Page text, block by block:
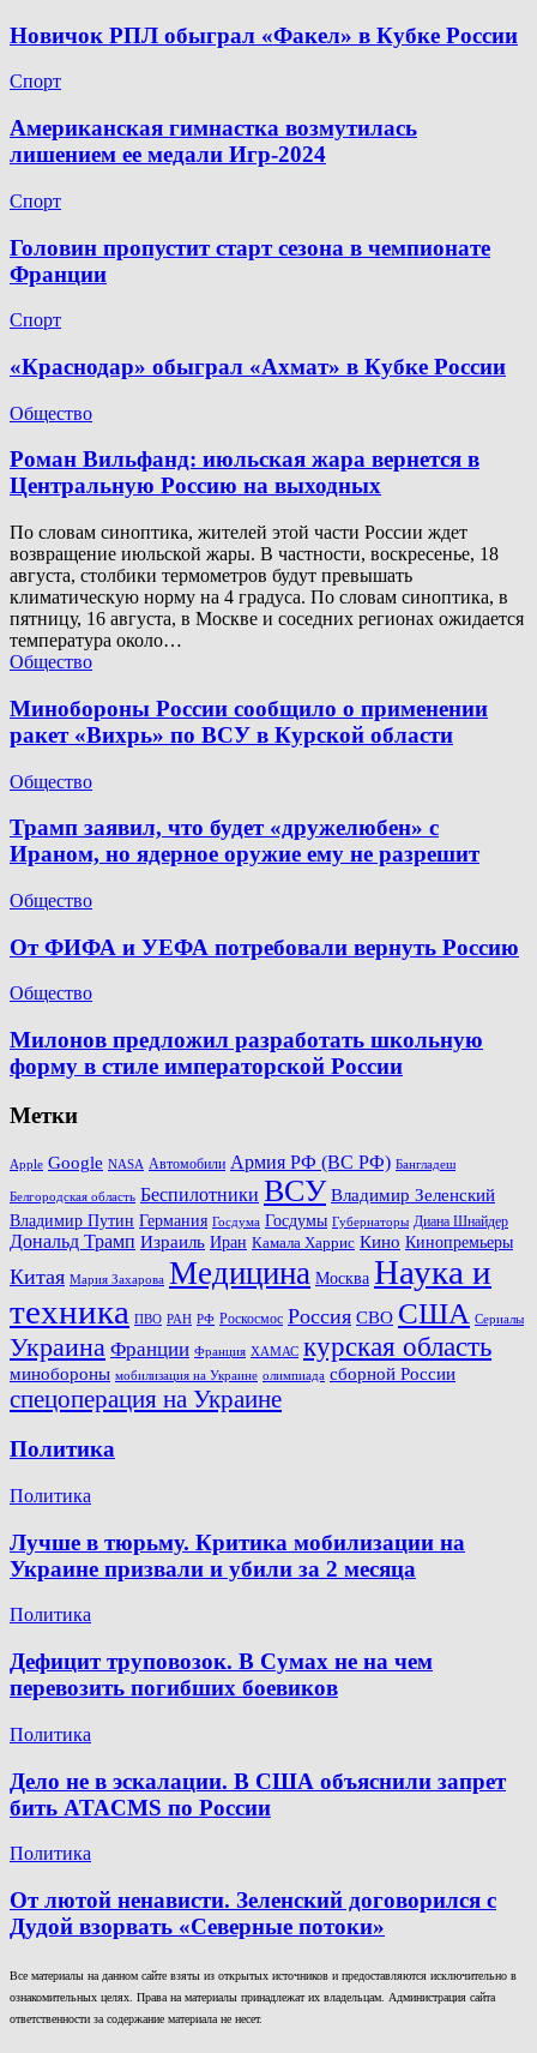
Новичок РПЛ обыграл «Факел» в Кубке России
Спорт
Американская гимнастка возмутилась
лишением ее медали Игр-2024
Спорт
Головин пропустит старт сезона в чемпионате
Франции
Спорт
«Краснодар» обыграл «Ахмат» в Кубке России
Общество
Роман Вильфанд: июльская жара вернется в
Центральную Россию на выходных
По словам синоптика, жителей этой части России ждет
возвращение июльской жары. В частности, воскресенье, 18
августа, столбики термометров будут превышать
климатическую норму на 4 градуса. По словам синоптика, в
пятницу, 16 августа, в Москве и соседних регионах ожидается
температура около…
Общество
Минобороны России сообщило о применении
ракет «Вихрь» по ВСУ в Курской области
Общество
Трамп заявил, что будет «дружелюбен» с
Ираном, но ядерное оружие ему не разрешит
Общество
От ФИФА и УЕФА потребовали вернуть Россию
Общество
Милонов предложил разработать школьную
форму в стиле императорской России
Метки
Apple Google NASA Автомобили Армия РФ (ВС РФ) Бангладеш
Белгородская область Беспилотники ВСУ Владимир Зеленский
Владимир Путин Германия Госдума Госдумы Губернаторы Диана Шнайдер
Дональд Трамп Израиль Иран Камала Харрис Кино Кинопремьеры
Китая Мария Захарова Медицина Москва Наука и
техника ПВО РАН РФ Роскосмос Россия СВО США Сериалы
Украина Франции Франция ХАМАС курская область
минобороны мобилизация на Украине олимпиада сборной России
спецоперация на Украине
Политика
Политика
Лучше в тюрьму. Критика мобилизации на
Украине призвали и убили за 2 месяца
Политика
Дефицит труповозок. В Сумах не на чем
перевозить погибших боевиков
Политика
Дело не в эскалации. В США объяснили запрет
бить ATACMS по России
Политика
От лютой ненависти. Зеленский договорился с
Дудой взорвать «Северные потоки»
Все материалы на данном сайте взяты из открытых источников и предоставляются исключительно в
ознакомительных целях. Права на материалы принадлежат их владельцам. Администрация сайта
ответственности за содержание материала не несет.